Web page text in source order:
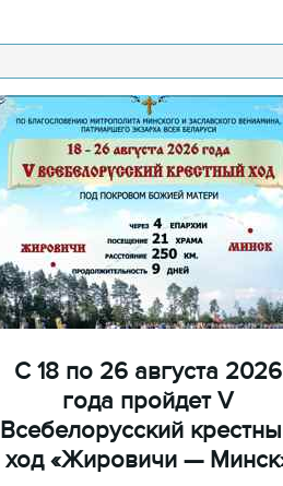
С 18 по 26 августа 2026
года пройдет V
Всебелорусский
ход «Жировичи —